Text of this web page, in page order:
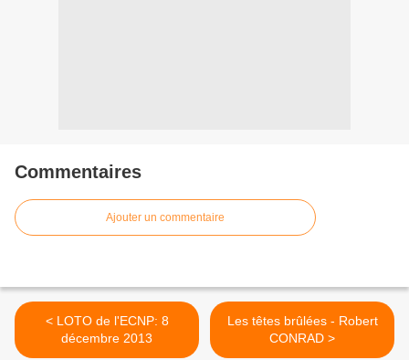
Commentaires
Ajouter un commentaire
< LOTO de l'ECNP: 8
décembre 2013
Les têtes brûlées - Robert
CONRAD >